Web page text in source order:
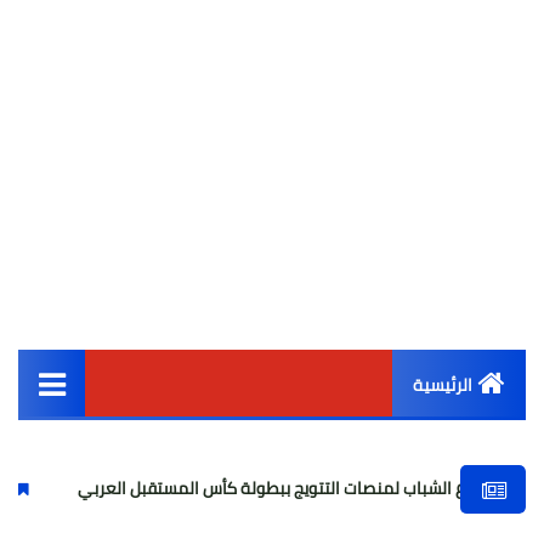
الرئيسية
أخبار مصر
«إنجاز